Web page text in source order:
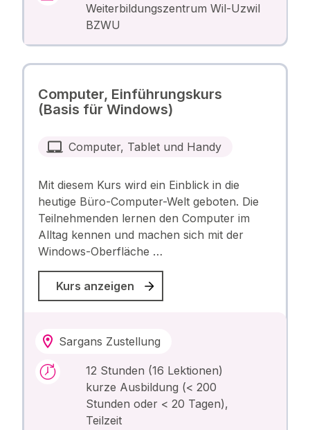
Weiterbildungszentrum Wil-Uzwil
BZWU
Computer, Einführungskurs
(Basis für Windows)
Computer, Tablet und Handy
Mit diesem Kurs wird ein Einblick in die
heutige Büro-Computer-Welt geboten. Die
Teilnehmenden lernen den Computer im
Alltag kennen und machen sich mit der
Windows-Oberfläche …
Kurs anzeigen
Sargans Zustellung
12 Stunden (16 Lektionen)
kurze Ausbildung (< 200
Stunden oder < 20 Tagen),
Teilzeit